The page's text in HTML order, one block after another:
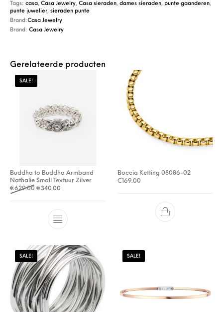
Tags:casa,Casa Jewelry,Casa sieraden,dames sieraden, punte gaanderen,
punte juwelier,sieraden punte
Brand:Casa Jewelry
Brand:Casa Jewelry
Gerelateerde producten
SALE!
Buddha to Buddha Armband
Nathalie Small Textuur Zilver
€629.00 Oorspronkelijke prijs was: €629.00.
€340.00
Boccia Ketting 08086-02
€169.00
SALE! SALE!